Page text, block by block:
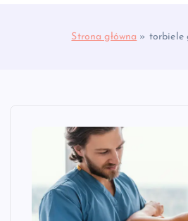
Strona główna » torbiele